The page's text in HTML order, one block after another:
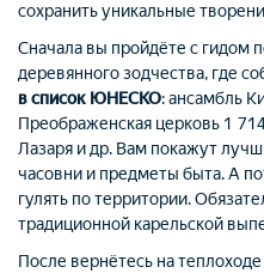
сохранить уникальные
Сначала вы пройдёте с гидом
деревянного зодчества, где
в список ЮНЕСКО: ансамбль
Преображенская церковь 1
Лазаря и др. Вам покажут
часовни и предметы быта. А
гулять по территории.
традиционной карельской
После вернётесь на